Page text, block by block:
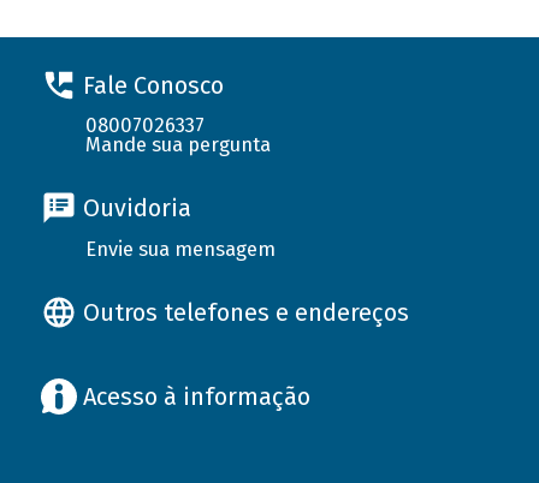
Fale Conosco
08007026337
Mande sua pergunta
Ouvidoria
Envie sua mensagem
Outros telefones e endereços
Acesso à informação